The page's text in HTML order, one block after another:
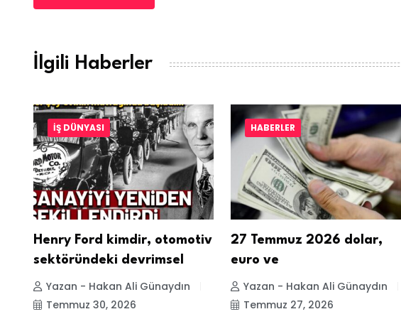
İlgili Haberler
İŞ DÜNYASI
Henry Ford kimdir, otomotiv
sektöründeki devrimsel
Yazan - Hakan Ali Günaydın
Temmuz 30, 2026
HABERLER
27 Temmuz 2026 dolar,
euro ve
Yazan - Hakan Ali Günaydın
Temmuz 27, 2026